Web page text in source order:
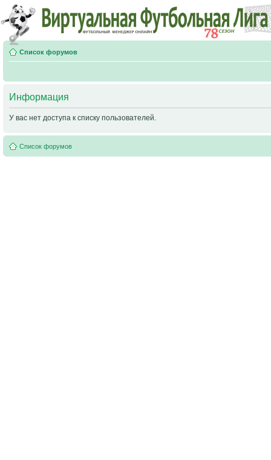
Список форумов
Информация
У вас нет доступа к списку пользователей.
Список форумов